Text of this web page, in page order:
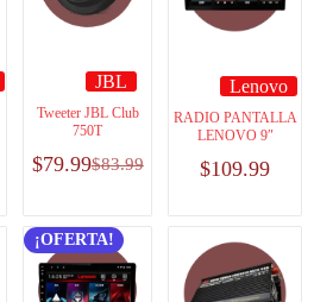
JBL
Tweeter JBL Club
750T
$83.99
$79.99
Lenovo
RADIO PANTALLA
LENOVO 9″
$109.99
¡OFERTA!